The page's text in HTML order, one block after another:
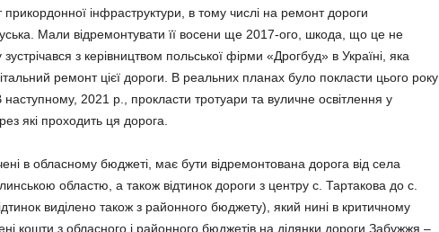
інфраструктури, в тому числі на ремонт дороги
Мали відремонтувати її восени ще 2017-ого, шкода, що це не
з керівництвом поль­ської фірми «Дрогбуд» в Україні, яка
ремонт цієї дороги. В реальних планах було покласти цього року
2021 р., прокласти тротуари та вуличне освітлення у
які проходить ця дорога.
в обласному бюджеті, має бути відре­монтована дорога від села
областю, а також відтинок дороги з центру с. Тартакова до с.
виділено також з районного бюджету), який нині в критичному
кошти з обласного і районного бюджетів на ділянки дороги Забужжя –